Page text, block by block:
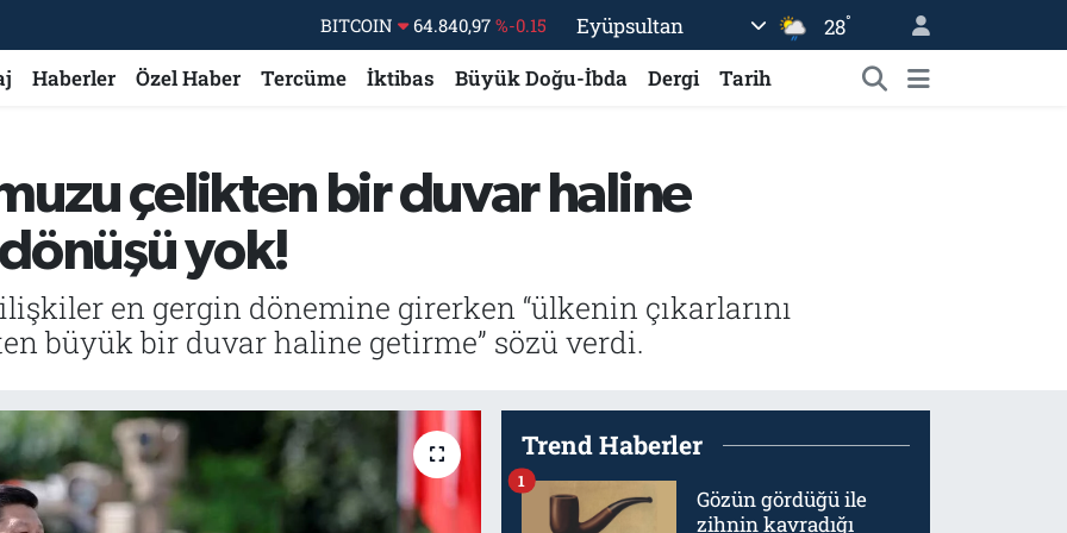
DOLAR
47,7436 %0.18
EURO
55,2510 %0.32
BİST100
13.779 %-14
Eyüpsultan 28°
Haberler Özel Haber Tercüme İktibas Büyük Doğu-İbda Dergi Tarih
çelikten bir duvar haline
yok!
en gergin dönemine girerken “ülkenin çıkarlarını
büyük bir duvar haline getirme” sözü verdi.
Trend Haberler
Gözün gördüğü ile
zihnin kavradığı
1